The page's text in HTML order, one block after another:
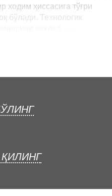
ходим ҳиссасига тўғри
бўлади. Технологик